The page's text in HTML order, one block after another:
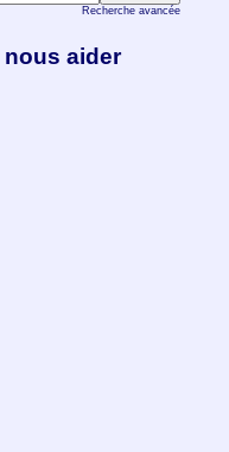
Recherche avancée
aider